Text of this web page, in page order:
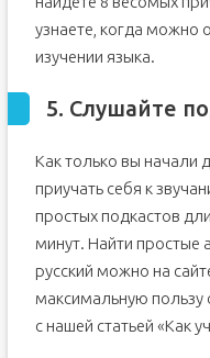
узнаете, когда можно
изучении языка.
5. Слушайте
Как только вы начали
приучать себя к
простых подкастов
минут. Найти простые
русский можно на
максимальную пользу
с нашей статьей «Как